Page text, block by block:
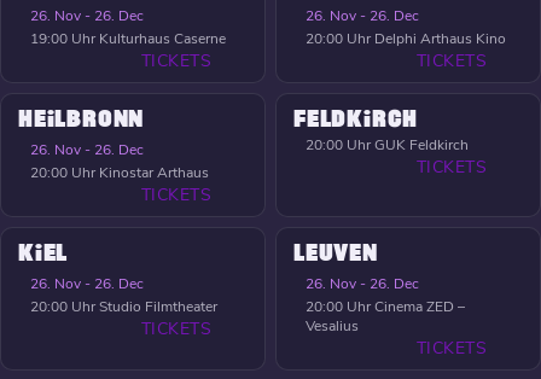
26. Nov - 26. Dec
19:00 Uhr Kulturhaus Caserne
TICKETS
26. Nov - 26. Dec
20:00 Uhr Delphi Arthaus Kino
TICKETS
HEILBRONN
26. Nov - 26. Dec
20:00 Uhr Kinostar Arthaus
TICKETS
FELDKIRCH
20:00 UhrGUK Feldkirch
TICKETS
KIEL
26. Nov - 26. Dec
20:00 UhrStudio Filmtheater
TICKETS
LEUVEN
26. Nov - 26. Dec
20:00 UhrCinema ZED –
Vesalius
TICKETS